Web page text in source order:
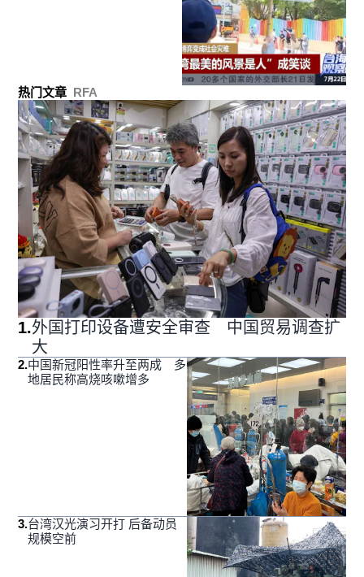
热门文章 RFA
1.外国打印设备遭安全审查 中国贸易调查扩
大
2.中国新冠阳性率升至两成 多
地居民称高烧咳嗽增多
3.台湾汉光演习开打 后备动员
规模空前